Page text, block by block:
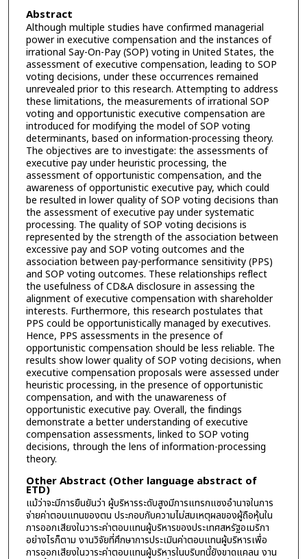
Abstract
Although multiple studies have confirmed managerial
power in executive compensation and the instances of
irrational Say-On-Pay (SOP) voting in United States, the
assessment of executive compensation, leading to SOP
voting decisions, under these occurrences remained
unrevealed prior to this research. Attempting to address
these limitations, the measurements of irrational SOP
voting and opportunistic executive compensation are
introduced for modifying the model of SOP voting
determinants, based on information-processing theory.
The objectives are to investigate: the assessments of
executive pay under heuristic processing, the
assessment of opportunistic compensation, and the
awareness of opportunistic executive pay, which could
be resulted in lower quality of SOP voting decisions than
the assessment of executive pay under systematic
processing. The quality of SOP voting decisions is
represented by the strength of the association between
excessive pay and SOP voting outcomes and the
association between pay-performance sensitivity (PPS)
and SOP voting outcomes. These relationships reflect
the usefulness of CD&A disclosure in assessing the
alignment of executive compensation with shareholder
interests. Furthermore, this research postulates that
PPS could be opportunistically managed by executives.
Hence, PPS assessments in the presence of
opportunistic compensation should be less reliable. The
results show lower quality of SOP voting decisions, when
executive compensation proposals were assessed under
heuristic processing, in the presence of opportunistic
compensation, and with the unawareness of
opportunistic executive pay. Overall, the findings
demonstrate a better understanding of executive
compensation assessments, linked to SOP voting
decisions, through the lens of information-processing
theory.
Other Abstract (Other language abstract of
ETD)
แม้ว่าจะมีการยืนยันว่า ผู้บริหารระดับสูงมีการแทรกแซงอำนาจในการ
จ่ายค่าตอบแทนของตน ประกอบกับความไม่สมเหตุผลของผู้ถือหุ้นใน
การออกเสียงในวาระค่าตอบแทนผู้บริหารของประเทศสหรัฐอเมริกา
อย่างไรก็ตาม งานวิจัยที่ศึกษาการประเมินค่าตอบแทนผู้บริหารเพื่อ
การออกเสียงในวาระค่าตอบแทนผู้บริหารในบริบทนี้ยังขาดแคลน งาน